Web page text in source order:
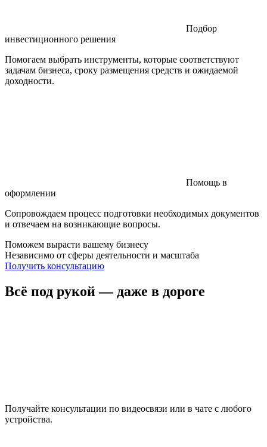
Подбор
инвестиционного решения
Помогаем выбрать инструменты, которые соответствуют
задачам бизнеса, сроку размещения средств и ожидаемой
доходности.
Помощь в
оформлении
Сопровождаем процесс подготовки необходимых документов
и отвечаем на возникающие вопросы.
Поможем вырасти вашему бизнесу
Независимо от сферы деятельности и масштаба
Получить консультацию
Всё под рукой — даже в дороге
Получайте консультации по видеосвязи или в чате с любого
устройства.